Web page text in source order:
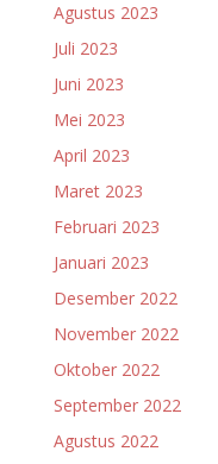
Agustus 2023
Juli 2023
Juni 2023
Mei 2023
April 2023
Maret 2023
Februari 2023
Januari 2023
Desember 2022
November 2022
Oktober 2022
September 2022
Agustus 2022